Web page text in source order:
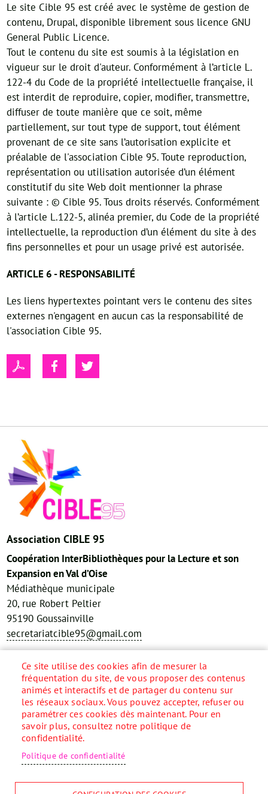
Le site Cible 95 est créé avec le système de gestion de
contenu, Drupal, disponible librement sous licence GNU
General Public Licence.
Tout le contenu du site est soumis à la législation en
vigueur sur le droit d'auteur. Conformément à l’article L.
122-4 du Code de la propriété intellectuelle française, il
est interdit de reproduire, copier, modifier, transmettre,
diffuser de toute manière que ce soit, même
partiellement, sur tout type de support, tout élément
provenant de ce site sans l’autorisation explicite et
préalable de l'association Cible 95. Toute reproduction,
représentation ou utilisation autorisée d’un élément
constitutif du site Web doit mentionner la phrase
suivante : © Cible 95. Tous droits réservés. Conformément
à l’article L.122-5, alinéa premier, du Code de la propriété
intellectuelle, la reproduction d’un élément du site à des
fins personnelles et pour un usage privé est autorisée.
ARTICLE 6 - RESPONSABILITÉ
Les liens hypertextes pointant vers le contenu des sites
externes n'engagent en aucun cas la responsabilité de
l'association Cible 95.
Association CIBLE 95
Coopération InterBibliothèques pour la Lecture et son
Expansion en Val d’Oise
Médiathèque municipale
20, rue Robert Peltier
95190 Goussainville
secretariatcible95@gmail.com
Réseaux sociaux
Menu
Pied
page
Accueil
Plan du site
Contact
Données personnelles
Ce site utilise des cookies afin de mesurer la
fréquentation du site, de vous proposer des contenus
animés et interactifs et de partager du contenu sur
les réseaux sociaux. Vous pouvez accepter, refuser ou
paramétrer ces cookies dès maintenant. Pour en
savoir plus, consultez notre politique de
confidentialité.
Politique de confidentialité